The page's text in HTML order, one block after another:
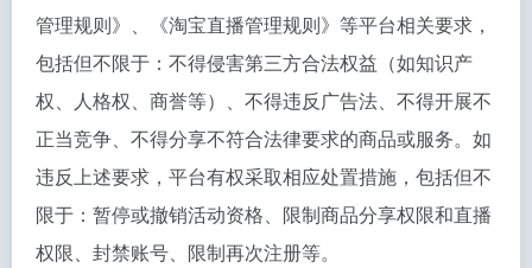
管理规则》、《淘宝直播管理规则》等平台相关要求，
包括但不限于：不得侵害第三方合法权益（如知识产
权、人格权、商誉等）、不得违反广告法、不得开展不
正当竞争、不得分享不符合法律要求的商品或服务。如
违反上述要求，平台有权采取相应处置措施，包括但不
限于：暂停或撤销活动资格、限制商品分享权限和直播
权限、封禁账号、限制再次注册等。